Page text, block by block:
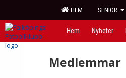
HEM SENIOR
Hem Nyheter
Medlemmar